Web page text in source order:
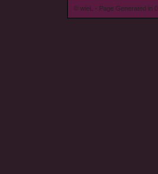
© wieL - Page Generated in